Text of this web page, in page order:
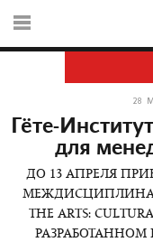
28
Гёте-
для
ДО 13 АПРЕЛЯ
THE ARTS:
РАЗРАБОТАННОМ